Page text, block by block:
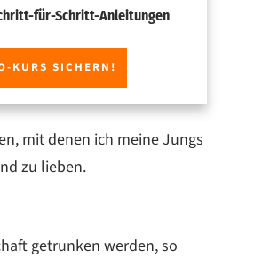
für-Schritt-Anleitungen
KURS SICHERN!
mit denen ich meine Jungs
zu lieben.
getrunken werden, so